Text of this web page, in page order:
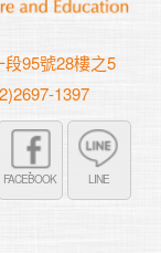
95號28樓之5
1397
FACEBOOK LINE